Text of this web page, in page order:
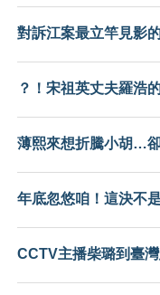
對訴江案最立竿見影
？！宋祖英丈夫羅浩
薄熙來想折騰小胡…
年底忽悠咱！這決不
CCTV主播柴璐到臺